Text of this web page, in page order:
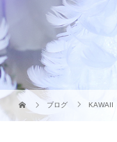
ブログ KAWAII